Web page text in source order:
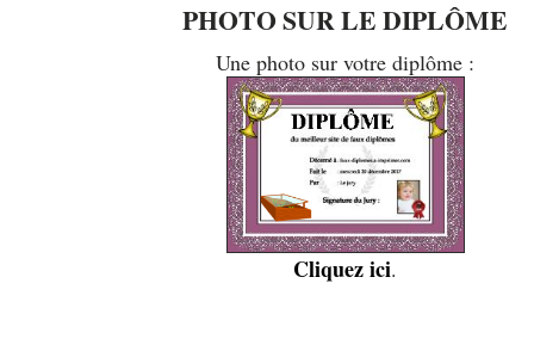
PHOTO SUR LE DIPLÔME
Une photo sur votre diplôme :
Cliquez ici.